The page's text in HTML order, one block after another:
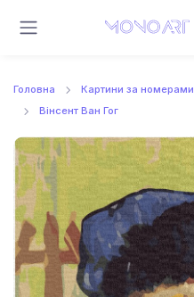
Головна Картини за номерами
Вінсент Ван Гог